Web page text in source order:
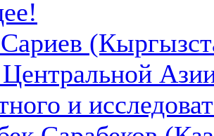
Центральной
и